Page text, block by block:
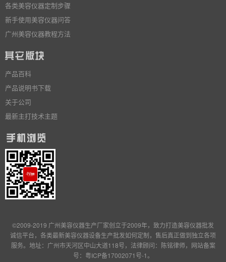
各类美容仪器定制步骤
新手使用美容仪器问答
广州美容仪器教程方法
产品百科
产品说明书下载
关于公司
最新主打技术主题
©2009-2019 广州美容仪器生产厂家创立于2009年，致力打造美容仪器批发
诚信平台，各类最新美容仪器设备生产批发如何定制，售后真正做到独立各项
服务。地址：广州市天河区中山大道118号，法律顾问：陈铭律师，网站备案
号： 粤ICP备17002071号-1。